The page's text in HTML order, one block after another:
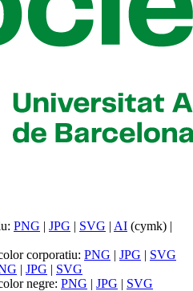
PNG | JPG | SVG | AI (cymk) |
corporatiu: PNG | JPG | SVG
| JPG | SVG
negre: PNG | JPG | SVG